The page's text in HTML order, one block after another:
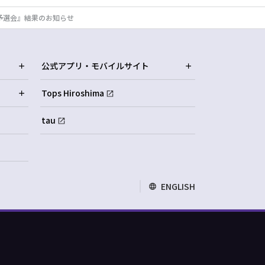
会』結果のお知らせ
公式アプリ・モバイルサイト
Tops Hiroshima
tau
ENGLISH